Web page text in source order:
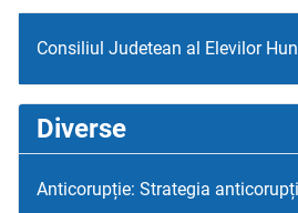
Consiliul Judetean al Elevilor
Diverse
Anticorupție: Strategia